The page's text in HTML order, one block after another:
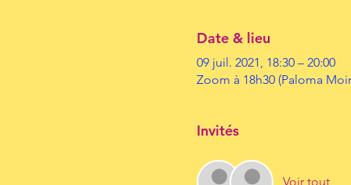
Date & lieu
09 juil. 2021, 18:30 – 20:00
Zoom à 18h30 (Paloma
Invités
Voir tout